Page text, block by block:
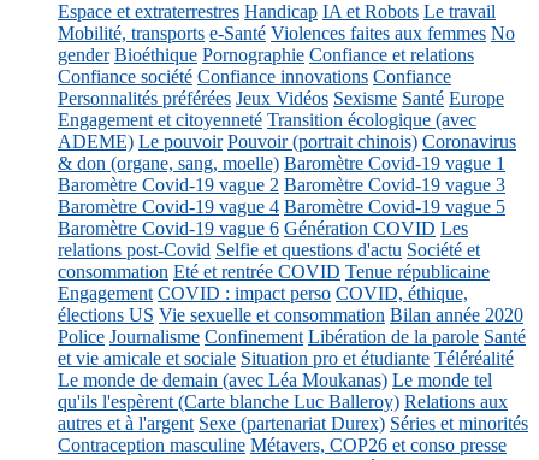
Espace et extraterrestres Handicap IA et Robots Le travail
Mobilité, transports e-Santé Violences faites aux femmes No
gender Bioéthique Pornographie Confiance et relations
Confiance société Confiance innovations Confiance
Personnalités préférées Jeux Vidéos Sexisme Santé Europe
Engagement et citoyenneté Transition écologique (avec
ADEME) Le pouvoir Pouvoir (portrait chinois) Coronavirus
& don (organe, sang, moelle) Baromètre Covid-19 vague 1
Baromètre Covid-19 vague 2 Baromètre Covid-19 vague 3
Baromètre Covid-19 vague 4 Baromètre Covid-19 vague 5
Baromètre Covid-19 vague 6 Génération COVID Les
relations post-Covid Selfie et questions d'actu Société et
consommation Eté et rentrée COVID Tenue républicaine
Engagement COVID : impact perso COVID, éthique,
élections US Vie sexuelle et consommation Bilan année 2020
Police Journalisme Confinement Libération de la parole Santé
et vie amicale et sociale Situation pro et étudiante Téléréalité
Le monde de demain (avec Léa Moukanas) Le monde tel
qu'ils l'espèrent (Carte blanche Luc Balleroy) Relations aux
autres et à l'argent Sexe (partenariat Durex) Séries et minorités
Contraception masculine Métavers, COP26 et conso presse